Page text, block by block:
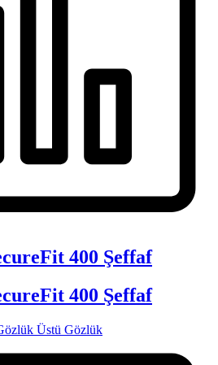
400 Şeffaf
400 Şeffaf